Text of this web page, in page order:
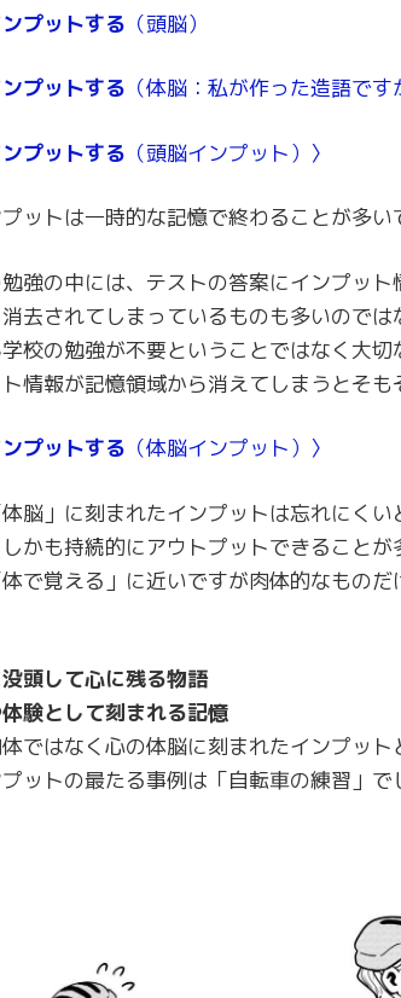
プットする （頭脳）
プットする （体脳：私が作った造語で
プットする （頭脳インプット）〉
ットは一時的な記憶で終わることが多い
強の中には、テストの答案にインプッ
去されてしまっているものも多いのでは
校の勉強が不要ということではなく大切
情報が記憶領域から消えてしまうとそも
プットする （体脳インプット）〉
脳」に刻まれたインプットは忘れにく
かも持続的にアウトプットできることが
で覚える」に近いですが肉体的なものだ
没頭して心に残る物語
体験として刻まれる記憶
ではなく心の体脳に刻まれたインプット
ットの最たる事例は「自転車の練習」で